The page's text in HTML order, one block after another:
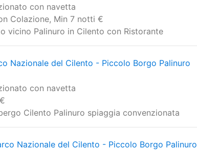
con navetta
Colazione, Min 7 notti €
vicino Palinuro in Cilento con Ristorante
Nazionale del Cilento - Piccolo Borgo Palinuro
con navetta
Cilento Palinuro spiaggia convenzionata
Nazionale del Cilento - Piccolo Borgo Palinuro